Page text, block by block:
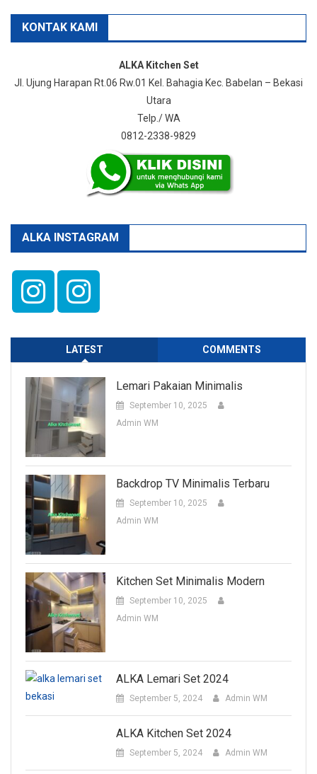
KONTAK KAMI
ALKA Kitchen Set
Jl. Ujung Harapan Rt.06 Rw.01 Kel. Bahagia Kec. Babelan – Bekasi
Utara
Telp./ WA
0812-2338-9829
ALKA INSTAGRAM
LATEST COMMENTS
Lemari Pakaian Minimalis
September 10, 2025
Admin WM
Backdrop TV Minimalis Terbaru
September 10, 2025
Admin WM
Kitchen Set Minimalis Modern
September 10, 2025
Admin WM
ALKA Lemari Set 2024
September 5, 2024 Admin WM
ALKA Kitchen Set 2024
September 5, 2024 Admin WM